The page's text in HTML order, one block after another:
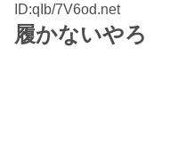
ID:qIb/7V6od.net
履かないやろ